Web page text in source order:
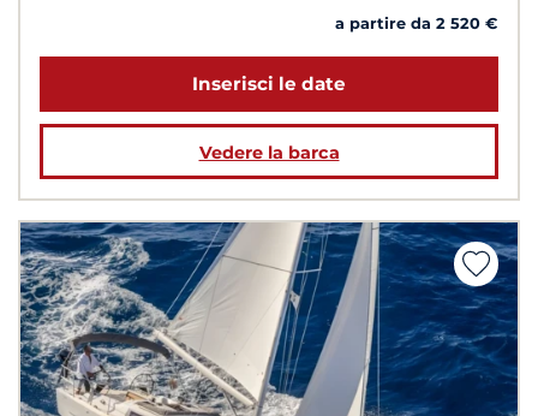
a partire da 2 520 €
Inserisci le date
Vedere la barca